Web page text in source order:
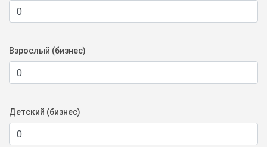
Взрослый (бизнес)
Детский (бизнес)